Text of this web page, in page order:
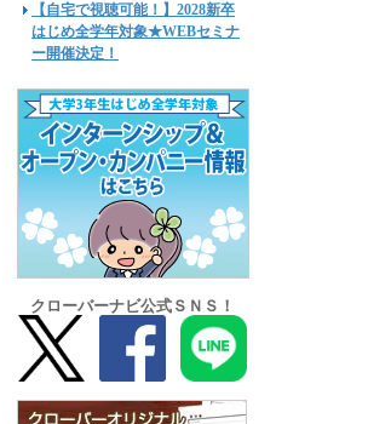
【自宅で視聴可能！】2028新卒
はじめ全学年対象★WEBセミナ
ー開催決定！
クローバーナビ公式ＳＮＳ！